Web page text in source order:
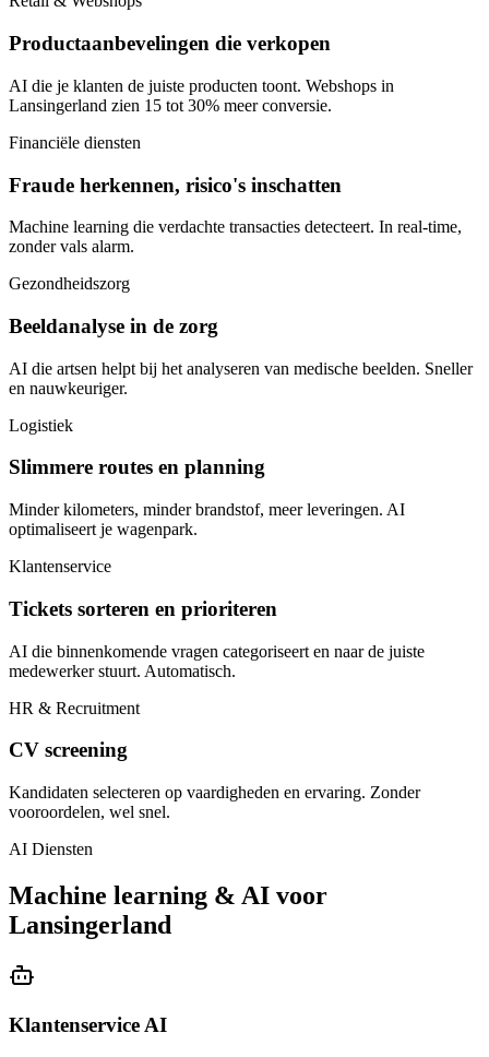
Productaanbevelingen die verkopen
AI die je klanten de juiste producten toont. Webshops in
Lansingerland zien 15 tot 30% meer conversie.
Financiële diensten
Fraude herkennen, risico's inschatten
Machine learning die verdachte transacties detecteert. In real-time,
zonder vals alarm.
Gezondheidszorg
Beeldanalyse in de zorg
AI die artsen helpt bij het analyseren van medische beelden. Sneller
en nauwkeuriger.
Logistiek
Slimmere routes en planning
Minder kilometers, minder brandstof, meer leveringen. AI
optimaliseert je wagenpark.
Klantenservice
Tickets sorteren en prioriteren
AI die binnenkomende vragen categoriseert en naar de juiste
medewerker stuurt. Automatisch.
HR & Recruitment
CV screening
Kandidaten selecteren op vaardigheden en ervaring. Zonder
vooroordelen, wel snel.
AI Diensten
Machine learning & AI voor
Lansingerland
Klantenservice AI